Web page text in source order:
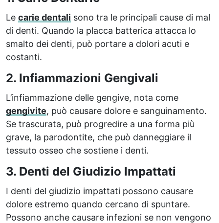
Le carie dentali sono tra le principali cause di mal
di denti. Quando la placca batterica attacca lo
smalto dei denti, può portare a dolori acuti e
costanti.
2. Infiammazioni Gengivali
L’infiammazione delle gengive, nota come
gengivite, può causare dolore e sanguinamento.
Se trascurata, può progredire a una forma più
grave, la parodontite, che può danneggiare il
tessuto osseo che sostiene i denti.
3. Denti del Giudizio Impattati
I denti del giudizio impattati possono causare
dolore estremo quando cercano di spuntare.
Possono anche causare infezioni se non vengono